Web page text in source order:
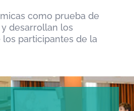
como prueba de
desarrollan los
participantes de la